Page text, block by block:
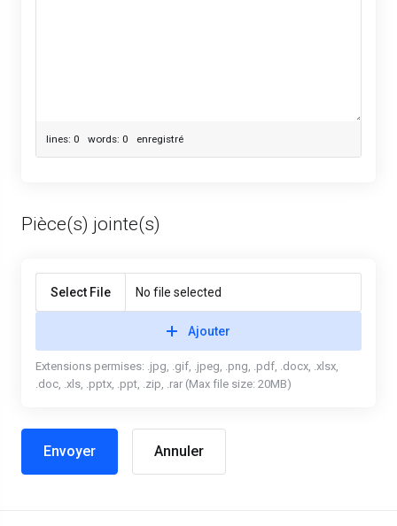
lines: 0 words: 0 enregistré
Pièce(s) jointe(s)
Select File No file selected
Ajouter
Extensions permises: .jpg, .gif, .jpeg, .png, .pdf, .docx, .xlsx,
.doc, .xls, .pptx, .ppt, .zip, .rar (Max file size: 20MB)
Annuler